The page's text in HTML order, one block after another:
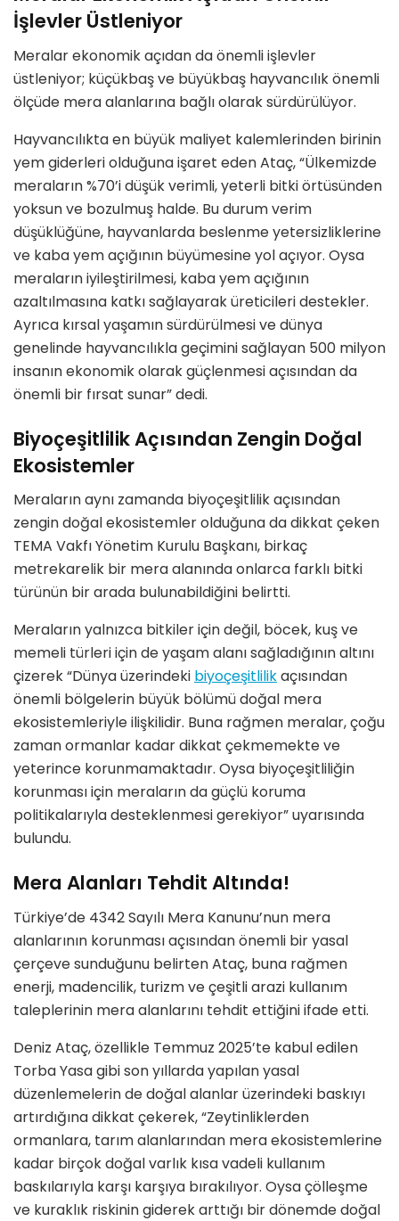
İşlevler Üstleniyor
Meralar ekonomik açıdan da önemli işlevler
üstleniyor; küçükbaş ve büyükbaş hayvancılık önemli
ölçüde mera alanlarına bağlı olarak sürdürülüyor.
Hayvancılıkta en büyük maliyet kalemlerinden birinin
yem giderleri olduğuna işaret eden Ataç, “Ülkemizde
meraların %70’i düşük verimli, yeterli bitki örtüsünden
yoksun ve bozulmuş halde. Bu durum verim
düşüklüğüne, hayvanlarda beslenme yetersizliklerine
ve kaba yem açığının büyümesine yol açıyor. Oysa
meraların iyileştirilmesi, kaba yem açığının
azaltılmasına katkı sağlayarak üreticileri destekler.
Ayrıca kırsal yaşamın sürdürülmesi ve dünya
genelinde hayvancılıkla geçimini sağlayan 500 milyon
insanın ekonomik olarak güçlenmesi açısından da
önemli bir fırsat sunar” dedi.
Biyoçeşitlilik Açısından Zengin Doğal
Ekosistemler
Meraların aynı zamanda biyoçeşitlilik açısından
zengin doğal ekosistemler olduğuna da dikkat çeken
TEMA Vakfı Yönetim Kurulu Başkanı, birkaç
metrekarelik bir mera alanında onlarca farklı bitki
türünün bir arada bulunabildiğini belirtti.
Meraların yalnızca bitkiler için değil, böcek, kuş ve
memeli türleri için de yaşam alanı sağladığının altını
çizerek “Dünya üzerindeki biyoçeşitlilikaçısından
önemli bölgelerin büyük bölümü doğal mera
ekosistemleriyle ilişkilidir. Buna rağmen meralar, çoğu
zaman ormanlar kadar dikkat çekmemekte ve
yeterince korunmamaktadır. Oysa biyoçeşitliliğin
korunması için meraların da güçlü koruma
politikalarıyla desteklenmesi gerekiyor” uyarısında
bulundu.
Mera Alanları Tehdit Altında!
Türkiye’de 4342 Sayılı Mera Kanunu’nun mera
alanlarının korunması açısından önemli bir yasal
çerçeve sunduğunu belirten Ataç, buna rağmen
enerji, madencilik, turizm ve çeşitli arazi kullanım
taleplerinin mera alanlarını tehdit ettiğini ifade etti.
Deniz Ataç, özellikle Temmuz 2025’te kabul edilen
Torba Yasa gibi son yıllarda yapılan yasal
düzenlemelerin de doğal alanlar üzerindeki baskıyı
artırdığına dikkat çekerek, “Zeytinliklerden
ormanlara, tarım alanlarından mera ekosistemlerine
kadar birçok doğal varlık kısa vadeli kullanım
baskılarıyla karşı karşıya bırakılıyor. Oysa çölleşme
ve kuraklık riskinin giderek arttığı bir dönemde doğal